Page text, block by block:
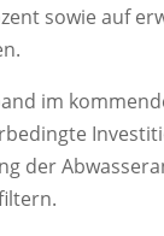
sowie auf
im
der